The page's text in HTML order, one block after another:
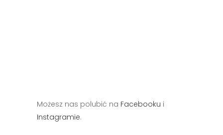
Możesz nas polubić na Facebooku i
Instagramie.